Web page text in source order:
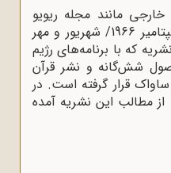
مانند مجله ریویو
اسلامیک (Islamic reviw) ‌(سپتامیر 1966/ شهریور و مهر
که با برنامه‌های رژیم
اصول شش‌گانه و نشر قرآن
قرار گرفته است. در
بیش از 43 صفحه از مطالب این نشریه آمده